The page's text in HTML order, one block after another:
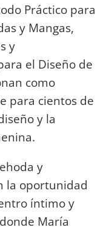
Práctico para
y Mangas,
y
el Diseño de
como
para cientos de
y la
y
la oportunidad
íntimo y
María